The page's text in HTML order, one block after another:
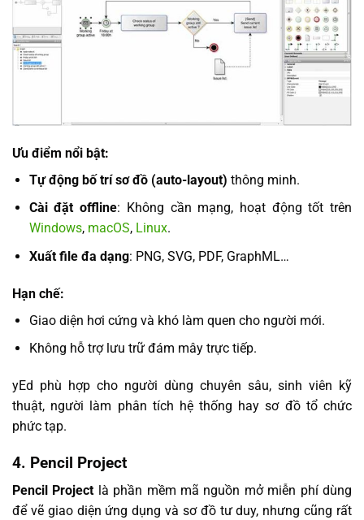
Ưu điểm nổi bật:
Tự động bố trí sơ đồ (auto-layout) thông minh.
Cài đặt offline: Không cần mạng, hoạt động tốt trên
Windows, macOS, Linux.
Xuất file đa dạng: PNG, SVG, PDF, GraphML…
Hạn chế:
Giao diện hơi cứng và khó làm quen cho người mới.
Không hỗ trợ lưu trữ đám mây trực tiếp.
yEd phù hợp cho người dùng chuyên sâu, sinh viên kỹ
thuật, người làm phân tích hệ thống hay sơ đồ tổ chức
phức tạp.
4. Pencil Project
Pencil Project là phần mềm mã nguồn mở miễn phí dùng
để vẽ giao diện ứng dụng và sơ đồ tư duy, nhưng cũng rất